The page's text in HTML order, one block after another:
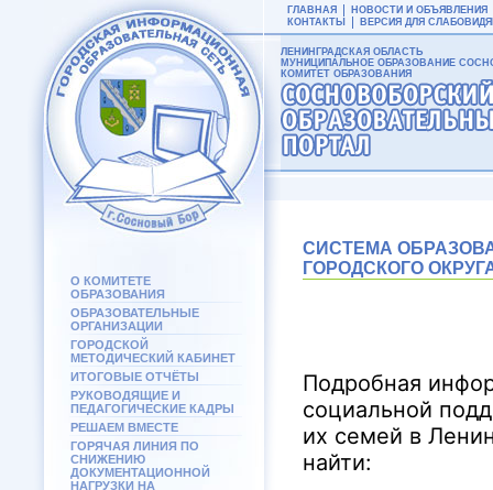
О КОМИТЕТЕ
ОБРАЗОВАНИЯ
ОБРАЗОВАТЕЛЬНЫЕ
ОРГАНИЗАЦИИ
ГОРОДСКОЙ
МЕТОДИЧЕСКИЙ КАБИНЕТ
ИТОГОВЫЕ ОТЧЁТЫ
РУКОВОДЯЩИЕ И
ПЕДАГОГИЧЕСКИЕ КАДРЫ
РЕШАЕМ ВМЕСТЕ
ГОРЯЧАЯ ЛИНИЯ ПО
СНИЖЕНИЮ
ДОКУМЕНТАЦИОННОЙ
НАГРУЗКИ НА
ГЛАВНАЯ
НОВОСТИ И ОБЪЯВЛЕНИЯ
КОНТАКТЫ
ВЕРСИЯ ДЛЯ
ЛЕНИНГРАДСКАЯ ОБЛАСТЬ
МУНИЦИПАЛЬНОЕ ОБРАЗОВАНИЕ
КОМИТЕТ ОБРАЗОВАНИЯ
СИСТЕМА
ГОРОДСКОГО
Подробная
социальной
их семей в
найти: